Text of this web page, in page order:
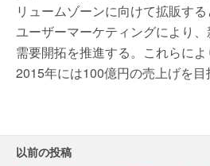
リュームゾーンに向けて拡販す
ユーザーマーケティングにより
需要開拓を推進する。これらに
2015年には100億円の売上げを目
以前の投稿